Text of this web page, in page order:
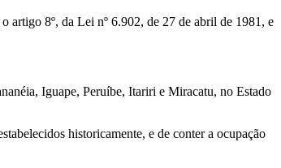
artigo 8º, da Lei nº 6.902, de 27 de abril de 1981, e
Iguape, Peruíbe, Itariri e Miracatu, no Estado
historicamente, e de conter a ocupação